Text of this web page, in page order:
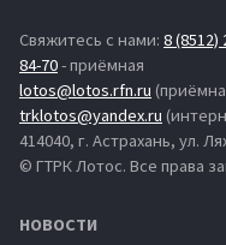
Свяжитесь с нами: 8 (8512)
84-70- приёмная
lotos@lotos.rfn.ru
trklotos@yandex.ru
414040, г. Астрахань, ул.
© ГТРК Лотос. Все права
НОВОСТИ